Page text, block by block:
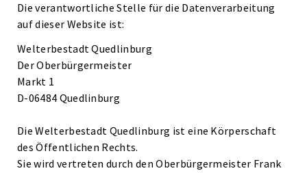
Die verantwortliche Stelle für die Datenverarbeitung
auf dieser Website ist:
Welterbestadt Quedlinburg
Der Oberbürgermeister
Markt 1
D-06484 Quedlinburg
Die Welterbestadt Quedlinburg ist eine Körperschaft
des Öffentlichen Rechts.
Sie wird vertreten durch den Oberbürgermeister Frank